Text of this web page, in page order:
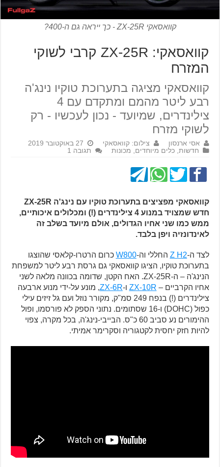
קוואסאקי ZX-25R - כך ייראה גם ה-400?
קוואסאקי: ZX-25R קרבי לשוקי
המזרח
קוואסאקי מציגה בתערוכת טוקיו נינג'ה
רבע ליטר מהמם ומתקדם עם 4
צילינדרים, שמיועד - נכון לעכשיו - רק
לשוקי מזרח
אסי ארנסון צילום: קוואסאקי
27 באוקטובר 2019
חדשות ,כלים מיוחדים מכונות תגובה 1
קוואסאקי מפציצים בתערוכת טוקיו עם נינג'ה ZX-25R
חדש שמצויד במנוע 4 צילינדרים (!) ומכלולים איכותיים,
ממש כמו שני אחיו הגדולים, אולם מיועד בשלב זה
לאינדונזיה ויפן בלבד.
לצד ה-Z H2 החללי וה-W800 כרום הרטרו-קלאסי שהוצגו
בתערוכת טוקיו, הציגו קוואסאקי גם גרסת רבע ליטר למשפחת
הנינג'ה – ה-ZX-25R. האח הקטן, שדומה בכוונה מלאה לשני
אחיו הקרביים – ZX-10R ו-ZX-6R, מונע על-ידי מנוע ארבעה
צילינדרים (!) בנפח 249 סמ"ק, מקורר נוזל ועם גל זיזים עילי
כפול (DOHC) ו-16 שסתומים. נתוני הספק לא פורסמו, ופול
ההימורים נע סביב 60 כ"ס. הבייבי-נינג'ה, בכל מקרה, צפוי
להיות חזק יחסית לקטגוריה וסקרימר אמיתי.